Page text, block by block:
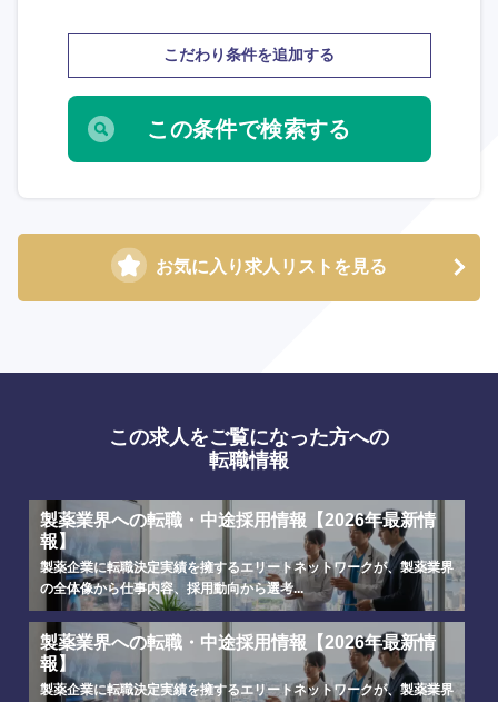
こだわり条件を追加する
お気に入り求人リストを見る
選択する
選択する
選択する
選択する
この求人をご覧になった方への
転職情報
製薬業界への転職・中途採用情報【2026年最新情
報】
製薬企業に転職決定実績を擁するエリートネットワークが、製薬業界
の全体像から仕事内容、採用動向から選考...
製薬業界への転職・中途採用情報【2026年最新情
報】
製薬企業に転職決定実績を擁するエリートネットワークが、製薬業界